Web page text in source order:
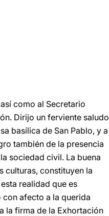
como al Secretario
Dirijo un ferviente saludo
basílica de San Pablo, y a
también de la presencia
sociedad civil. La buena
culturas, constituyen la
realidad que es
con afecto a la querida
la firma de la Exhortación